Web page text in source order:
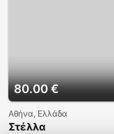
80.00 €
Αθήνα, Ελλάδα
Στέλλα